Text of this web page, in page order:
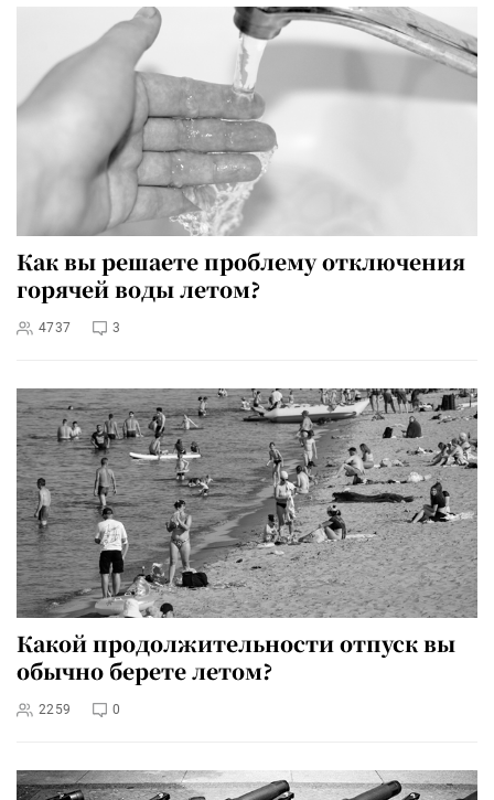
Как вы решаете проблему отключения
горячей воды летом?
4737 3
Какой продолжительности отпуск вы
обычно берете летом?
2259 0